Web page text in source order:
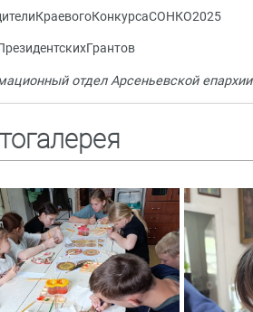
отдел Арсеньевской епархии